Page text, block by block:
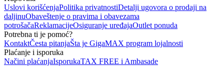
Uslovi korišćenjaPolitika privatnostiDetalji ugovora o prodaji na
daljinuObaveštenje o pravima i obavezama
potrošačaReklamacijeOsiguranje uređajaOutlet ponuda
Potrebna ti je pomoć?
KontaktČesta pitanjaŠta je GigaMAX program lojalnosti
Plaćanje i isporuka
Načini plaćanjaIsporukaTAX FREE i Ambasade